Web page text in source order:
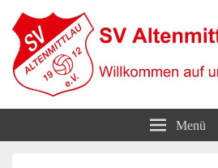
SV Altenmittlau 1912
Menü